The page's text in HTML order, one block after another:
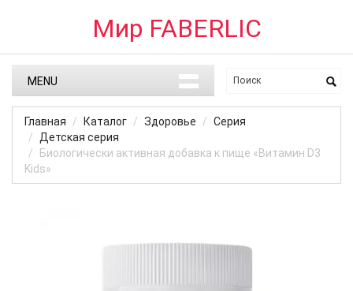
Мир FABERLIC
MENU
Главная Каталог Здоровье
Серия
Детская серия
Биологически активная добавка к пище «Витамин D3
Kids»